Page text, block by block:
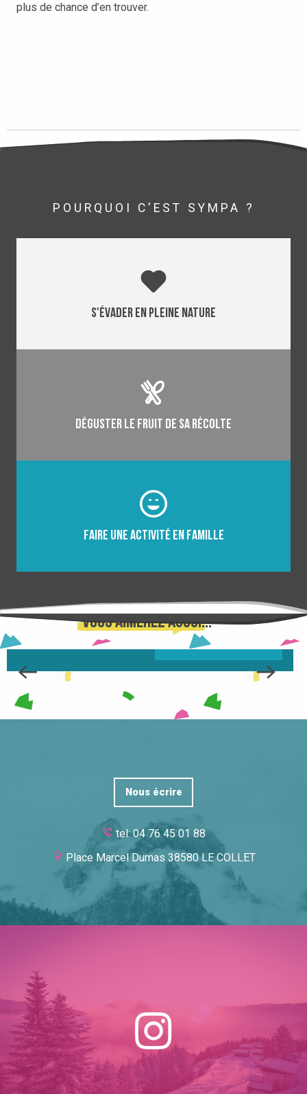
plus de chance d’en trouver.
POURQUOI C'EST SYMPA ?
S'évader en pleine nature
Déguster le fruit de sa récolte
Faire une activité en famille
Vous aimerez aussi...
TRAVAILLER SON ORIENTATION
(PARCOURS ORIENTATION)
ON VOUS DIT TOUT ...
Nous écrire
tel: 04 76 45 01 88
Place Marcel Dumas 38580 LE COLLET